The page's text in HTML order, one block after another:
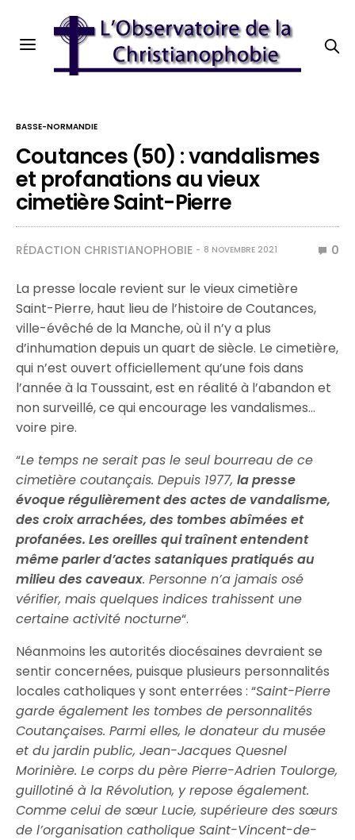
BASSE-NORMANDIE
Coutances (50) : vandalismes
et profanations au vieux
cimetière Saint-Pierre
RÉDACTION CHRISTIANOPHOBIE 8 NOVEMBRE 2021 0
La presse locale revient sur le vieux cimetière
Saint-Pierre, haut lieu de l’histoire de Coutances,
ville-évêché de la Manche, où il n’y a plus
d’inhumation depuis un quart de siècle. Le cimetière,
qui n’est ouvert officiellement qu’une fois dans
l’année à la Toussaint, est en réalité à l’abandon et
non surveillé, ce qui encourage les vandalismes…
voire pire.
“Le temps ne serait pas le seul bourreau de ce
cimetière coutançais. Depuis 1977,la presse
évoque régulièrement des actes de vandalisme,
des croix arrachées, des tombes abîmées et
profanées. Les oreilles qui traînent entendent
même parler d’actes sataniques pratiqués au
milieu des caveaux. Personne n’a jamais osé
vérifier, mais quelques indices trahissent une
certaine activité nocturne“.
Néanmoins les autorités diocésaines devraient se
sentir concernées, puisque plusieurs personnalités
locales catholiques y sont enterrées : “Saint-Pierre
garde également les tombes de personnalités
Coutançaises. Parmi elles, le donateur du musée
et du jardin public, Jean-Jacques Quesnel
Morinière. Le corps du père Pierre-Adrien Toulorge,
guillotiné à la Révolution, y repose également.
Comme celui de sœur Lucie, supérieure des sœurs
de l’organisation catholique Saint-Vincent-de-